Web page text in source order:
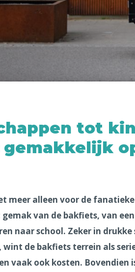
tot
meer alleen voor de
van de bakfiets, van
naar school. Zeker in drukke
wint de bakfiets terrein als
vaak ook kosten. Bovendien